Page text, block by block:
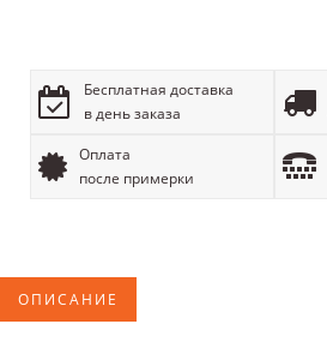
Бесплатная доставка
в день заказа
Оплата
после примерки
ОПИСАНИЕ